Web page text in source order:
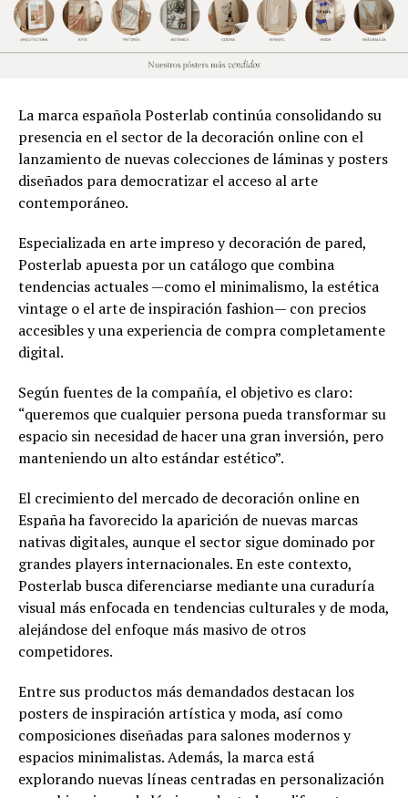
La marca española Posterlab continúa consolidando su
presencia en el sector de la decoración online con el
lanzamiento de nuevas colecciones de láminas y posters
diseñados para democratizar el acceso al arte
contemporáneo.
Especializada en arte impreso y decoración de pared,
Posterlab apuesta por un catálogo que combina
tendencias actuales —como el minimalismo, la estética
vintage o el arte de inspiración fashion— con precios
accesibles y una experiencia de compra completamente
digital.
Según fuentes de la compañía, el objetivo es claro:
“queremos que cualquier persona pueda transformar su
espacio sin necesidad de hacer una gran inversión, pero
manteniendo un alto estándar estético”.
El crecimiento del mercado de decoración online en
España ha favorecido la aparición de nuevas marcas
nativas digitales, aunque el sector sigue dominado por
grandes players internacionales. En este contexto,
Posterlab busca diferenciarse mediante una curaduría
visual más enfocada en tendencias culturales y de moda,
alejándose del enfoque más masivo de otros
competidores.
Entre sus productos más demandados destacan los
posters de inspiración artística y moda, así como
composiciones diseñadas para salones modernos y
espacios minimalistas. Además, la marca está
explorando nuevas líneas centradas en personalización